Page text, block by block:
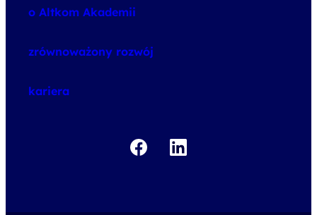
o Altkom Akademii
zrównoważony rozwój
kariera